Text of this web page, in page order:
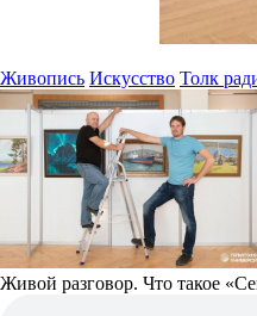
Живопись Искусство Толк
Живой разговор. Что такое